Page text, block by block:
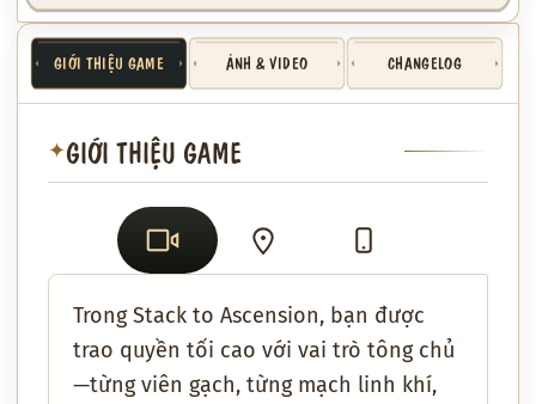
GIỚI THIỆU GAME ẢNH & VIDEO CHANGELOG
✦GIỚI THIỆU GAME
TrongStack to Ascension, bạn được
trao quyền tối cao với vai trò tông chủ
—từng viên gạch, từng mạch linh khí,